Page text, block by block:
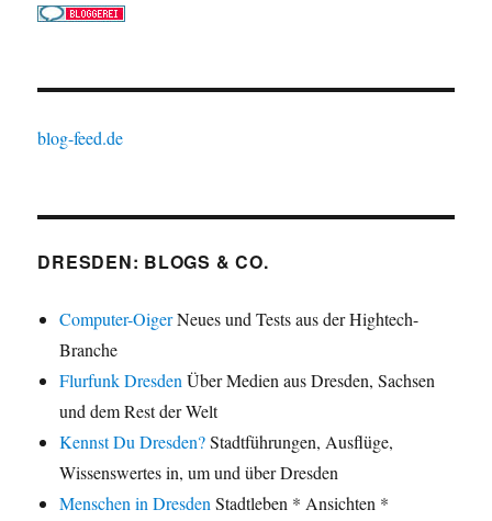
blog-feed.de
DRESDEN: BLOGS & CO.
Computer-OigerNeues und Tests aus der Hightech-
Branche
Flurfunk DresdenÜber Medien aus Dresden, Sachsen
und dem Rest der Welt
Kennst Du Dresden?Stadtführungen, Ausflüge,
Wissenswertes in, um und über Dresden
Menschen in DresdenStadtleben * Ansichten *